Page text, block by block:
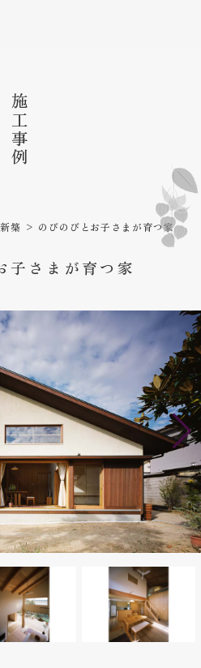
施工事例
新築 のびのびとお子さまが育つ家
子さまが育つ家